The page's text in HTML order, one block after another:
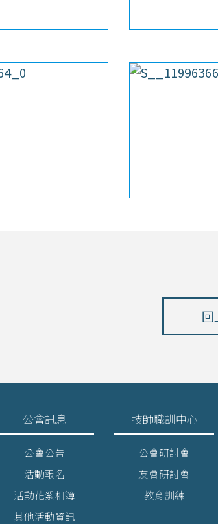
回
公會訊息
公會公告
活動報名
活動花絮相簿
其他活動資訊
技師職訓中心
公會研討會
友會研討會
教育訓練